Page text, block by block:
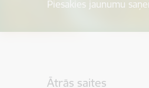
Piesakies jaunumu
Ātrās saites